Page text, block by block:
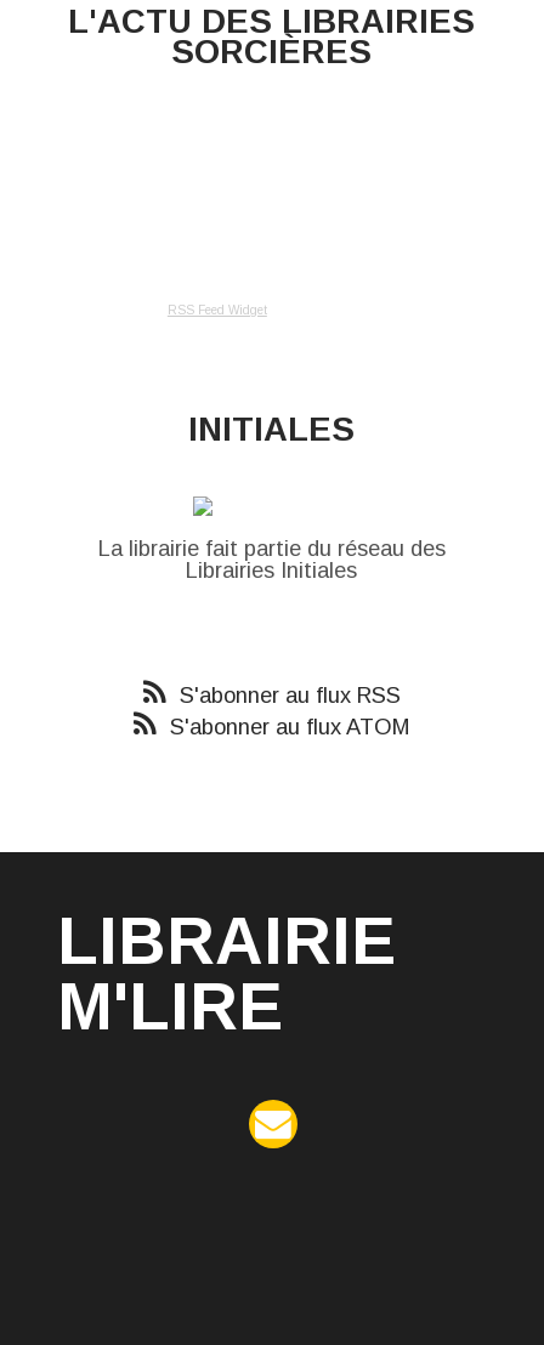
L'ACTU DES LIBRAIRIES
SORCIÈRES
RSS Feed Widget
INITIALES
La librairie fait partie du réseau des
Librairies Initiales
S'abonner au flux RSS
S'abonner au flux ATOM
LIBRAIRIE
M'LIRE